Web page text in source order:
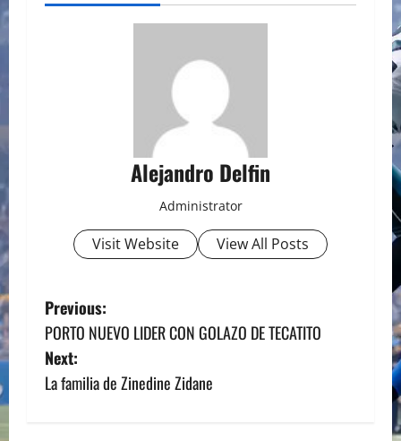
Alejandro Delfin
Administrator
Visit Website View All Posts
P
o
s
Previous:
PORTO NUEVO LIDER CON GOLAZO DE TECATITO
Next:
La familia de Zinedine Zidane